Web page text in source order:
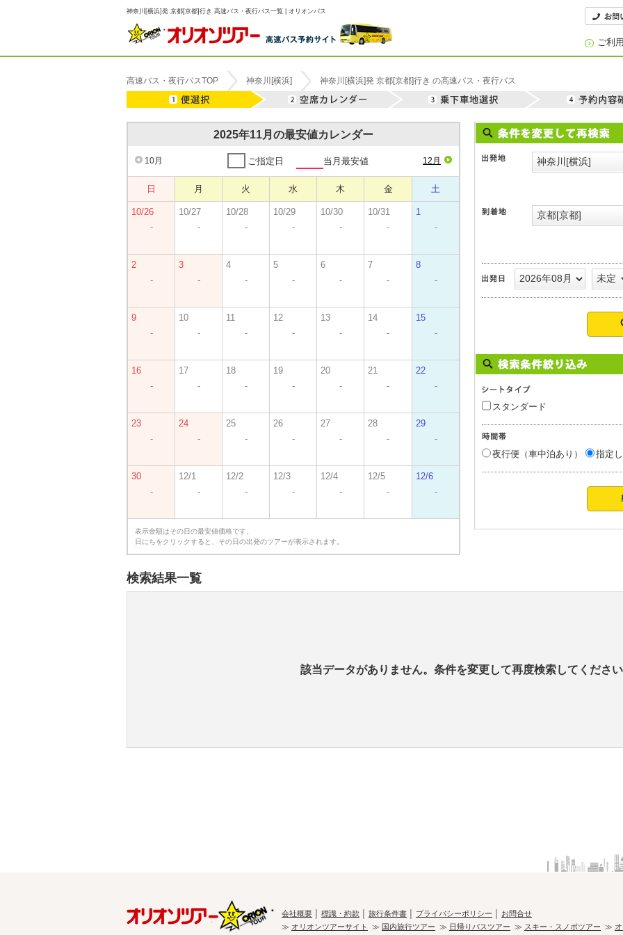
神奈川[横浜]発 京都[京都]行き 高速バス・夜行バス一覧 | オリオンバス
ご利
高速バス・夜行バスTOP 神奈川[横浜] 神奈川[横浜]発 京都[京都]行き の高速バス・夜行バス
2025年11月の最安値カレンダー
10月 12月
ご指定日 当月最安値
日 月 火 水 木 金 土
10/26
-
10/27
-
10/28
-
10/29
-
10/30
-
10/31
-
1
-
2
-
3
-
4
-
5
-
6
-
7
-
8
-
9
-
10
-
11
-
12
-
13
-
14
-
15
-
16
-
17
-
18
-
19
-
20
-
21
-
22
-
23
-
24
-
25
-
26
-
27
-
28
-
29
-
30
-
12/1
-
12/2
-
12/3
-
12/4
-
12/5
-
12/6
-
表示金額はその日の最安値価格です。
日にちをクリックすると、その日の出発のツアーが表示されます。
スタンダード
夜行便（車中泊あり） 指定
検索結果一覧
該当データがありません。条件を変更して再度検索してくださ
会社概要 標識・約款 旅行条件書 プライバシーポリシー
お問合せ
≫ オリオンツアーサイト ≫ 国内旅行ツアー ≫ 日帰りバスツアー ≫ スキー・スノボツアー ≫